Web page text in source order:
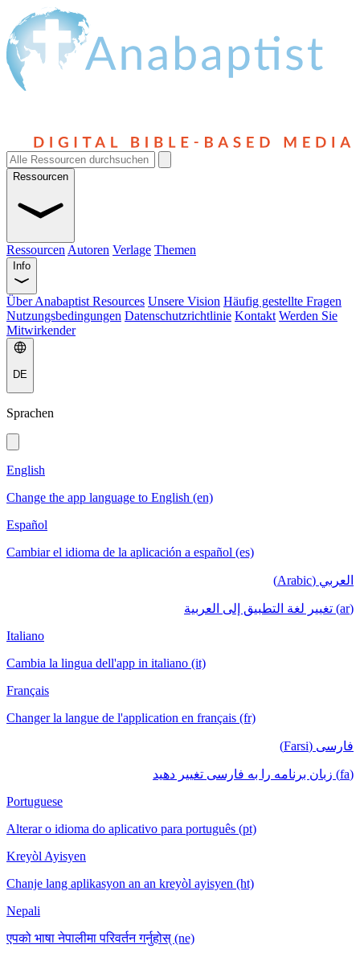
Ressourcen
Ressourcen Autoren Verlage Themen
Info
Über Anabaptist Resources Unsere Vision Häufig gestellte Fragen
Nutzungsbedingungen Datenschutzrichtlinie Kontakt Werden Sie
Mitwirkender
DE
Sprachen
English
Change the app language to English (en)
Español
Cambiar el idioma de la aplicación a español (es)
العربي (Arabic)
(ar) تغيير لغة التطبيق إلى العربية
Italiano
Cambia la lingua dell'app in italiano (it)
Français
Changer la langue de l'application en français (fr)
فارسی (Farsi)
(fa) زبان برنامه را به فارسی تغییر دهید
Portuguese
Alterar o idioma do aplicativo para português (pt)
Kreyòl Ayisyen
Chanje lang aplikasyon an an kreyòl ayisyen (ht)
Nepali
एपको भाषा नेपालीमा परिवर्तन गर्नुहोस् (ne)